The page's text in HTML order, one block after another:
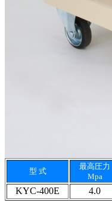
型 式
最高圧力
Mpa
KYC-400E 4.0